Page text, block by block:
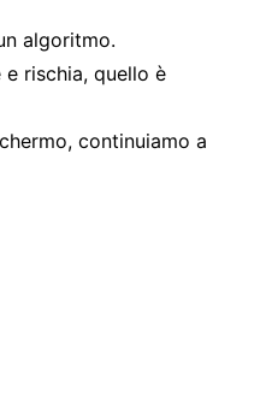
algoritmo.
rischia, quello è
continuiamo a